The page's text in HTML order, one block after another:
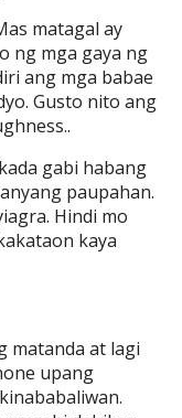
matagal ay
ng mga gaya ng
ang mga babae
Gusto nito ang
gabi habang
paupahan.
Hindi mo
kaya
matanda at lagi
upang